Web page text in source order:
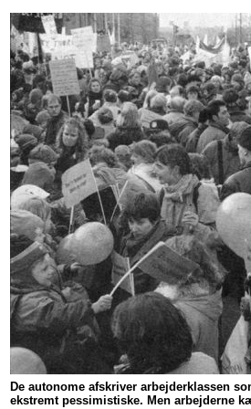
De autonome afskriver arbejderklassen
ekstremt pessimistiske. Men arbejderne